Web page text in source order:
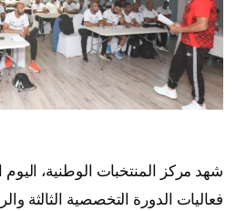
شهد مركز المنتخبات الوطنية، اليوم
فعاليات الدورة التخصصية الثالثة